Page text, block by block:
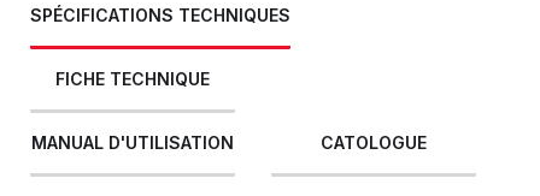
SPÉCIFICATIONS TECHNIQUES
FICHE TECHNIQUE
MANUAL D'UTILISATION CATOLOGUE